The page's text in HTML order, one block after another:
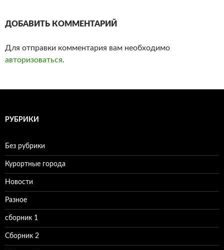
ДОБАВИТЬ КОММЕНТАРИЙ
Для отправки комментария вам необходимо
авторизоваться.
РУБРИКИ
Без рубрики
Курортные города
Новости
Разное
сборник 1
Сборник 2